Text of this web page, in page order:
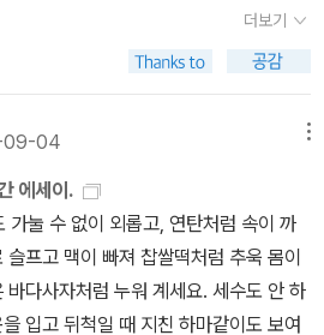
(이 계단은 급경사의 계단이다!) 오래 앉
다. 삶이 힘에 겨우면 가벼워져야 한다.
나뭇잎이 무겁다. 당연히 그 나무는 바
것이 희망이다. 반대로 바닥에게는 낮
이 서로 상승과 하강의 이미지로 섞여
집에서 만나는 희망들이란 어떤 것들인
희망이다. 낙태를 하고 분식집에 와서 라
생각을 안해서 라면을 먹는 것이 아니
수 있다. 어제까지만 해도 몰랐던 여자와
에 도움이 되는 책)그 시대에 있음직한
대적 언어로 재구성하였기 때문에 실제
다. 아이들은 아마 자신과 비교해서 책
, 교육적으로도 의미있는 내용이라고
중에서 일하는 사람들의 직급이나 직
명을 해놓았고, 이 책의 역사적 고증을
을 하고 있어서 내용에 대해 좀 더 신빙
스럽게 역사에 대한 관심을 가질 수 있
다. 궁궐에서도 일반 사람들과 비슷한
없을 텐데, 여기 정호승, 안도현, 장석
야기가 있다. 시를 깊게 사랑하게된 찰
사랑하는 이들의 특별한 이유들이 사랑
최창근은 생김의 그것으로 '종이
가 늘 따라붙는 모양이다. 대학로 연극
, 그의 유년시절, 여행했던 곳, 특별한 사
이로 만든 배>에는 그가 사랑하는 모든
세한 말투에서 느껴지는 아날로그적인
음으로 슬며시 다가 왔으면 좋겠다.
한명의 평론가 가 시에 대한 사랑을 이
을때 그들이 겪었던 감정,사랑, 슬픔, 고
도현, 정호승,장석남 , 하응백이라는 이
이 떠오른다. 그들이 어떻게 시인이 되
게 시로 풀어나를 더 알수 있지 않을까
? 내가 보기에 천부적으로 문학적 재
터 없다. 시를 쓰고자 하는 사람이 자신
하거나 한탄할 필요는 전혀 없다. 그것은
것과 같다. 시인이 시의 길을 여는 조타
더보기
09-04
에세이.
눌 수 없이 외롭고, 연탄처럼 속이 까
프고 맥이 빠져 찹쌀떡처럼 추욱 몸이
다사자처럼 누워 계세요. 세수도 안 하
입고 뒤척일 때 지친 하마같이도 보여